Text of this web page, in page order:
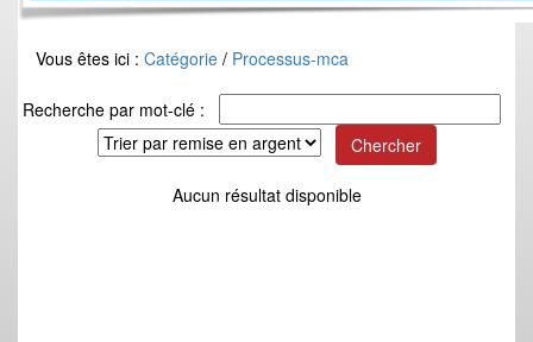
Vous êtes ici : Catégorie / Processus-mca
Recherche par mot-clé :
Aucun résultat disponible